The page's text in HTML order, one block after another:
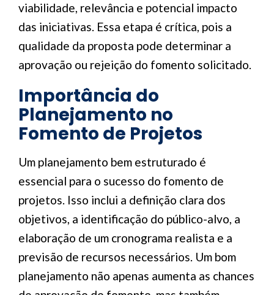
viabilidade, relevância e potencial impacto
das iniciativas. Essa etapa é crítica, pois a
qualidade da proposta pode determinar a
aprovação ou rejeição do fomento solicitado.
Importância do
Planejamento no
Fomento de Projetos
Um planejamento bem estruturado é
essencial para o sucesso do fomento de
projetos. Isso inclui a definição clara dos
objetivos, a identificação do público-alvo, a
elaboração de um cronograma realista e a
previsão de recursos necessários. Um bom
planejamento não apenas aumenta as chances